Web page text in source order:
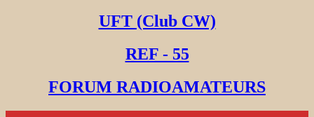
UFT (Club CW)
REF - 55
FORUM RADIOAMATEURS